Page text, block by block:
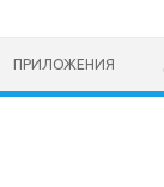
ПРИЛОЖЕНИЯ